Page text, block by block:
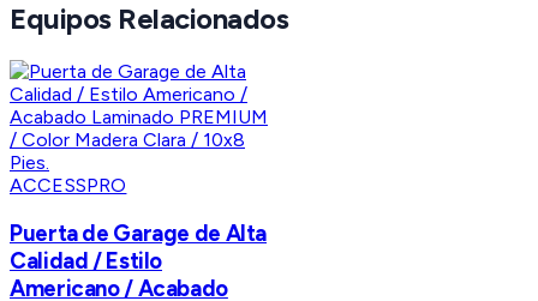
Equipos Relacionados
ACCESSPRO
Puerta de Garage de Alta
Calidad / Estilo
Americano / Acabado